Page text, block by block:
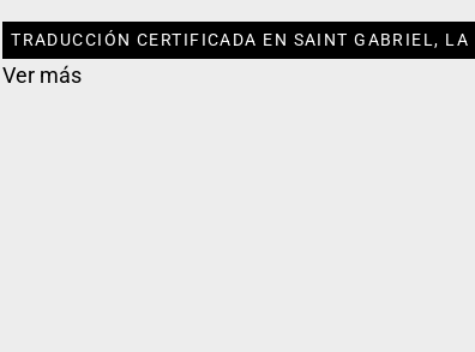
TRADUCCIÓN CERTIFICADA EN SAINT GABRIEL, LA
Ver más